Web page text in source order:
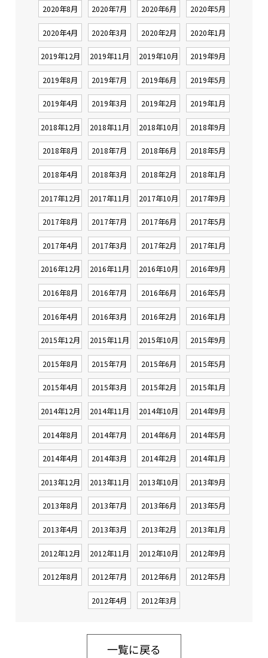
2020年8月 2020年7月 2020年6月 2020年5月
2020年4月 2020年3月 2020年2月 2020年1月
2019年12月 2019年11月 2019年10月 2019年9月
2019年8月 2019年7月 2019年6月 2019年5月
2019年4月 2019年3月 2019年2月 2019年1月
2018年12月 2018年11月 2018年10月 2018年9月
2018年8月 2018年7月 2018年6月 2018年5月
2018年4月 2018年3月 2018年2月 2018年1月
2017年12月 2017年11月 2017年10月 2017年9月
2017年8月 2017年7月 2017年6月 2017年5月
2017年4月 2017年3月 2017年2月 2017年1月
2016年12月 2016年11月 2016年10月 2016年9月
2016年8月 2016年7月 2016年6月 2016年5月
2016年4月 2016年3月 2016年2月 2016年1月
2015年12月 2015年11月 2015年10月 2015年9月
2015年8月 2015年7月 2015年6月 2015年5月
2015年4月 2015年3月 2015年2月 2015年1月
2014年12月 2014年11月 2014年10月 2014年9月
2014年8月 2014年7月 2014年6月 2014年5月
2014年4月 2014年3月 2014年2月 2014年1月
2013年12月 2013年11月 2013年10月 2013年9月
2013年8月 2013年7月 2013年6月 2013年5月
2013年4月 2013年3月 2013年2月 2013年1月
2012年12月 2012年11月 2012年10月 2012年9月
2012年8月 2012年7月 2012年6月 2012年5月
2012年4月 2012年3月
一覧に戻る